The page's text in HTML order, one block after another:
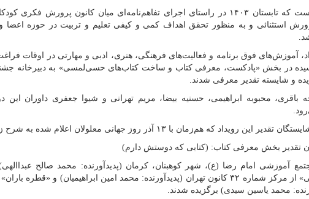
رویش، جشنواره‌ای است که تابستان ۱۴۰۳ در راستای اجرای تفاهم‌نامه‌ای میان کانون پرورش
استثنائی و به منظور تحقق اهداف کمی و کیفی تعلیم و تربیت در حوزه اعضا و
آموزش‌های فوق برنامه و فعالیت‌های فرهنگی، هنری، ادبی و مهارتی در اوقات
و شایسته تقدیر معرفی شدند.
باقری، محبوبه ابراهیمی، حسنیه بیضا، مریم تهرانی و شیوا جعفری داوران این
که هم‌زمان با ۱۳ آذر روز جهانی معلولان اعلام شده به شرح زیر است.
تقدیر بخش معرفی کتاب: (کتابی که دوستش دارم)
آموزشی امام رضا (ع)، شهر کوهبنان، کرمان (پدیدآورنده: محمد صالح
هوشنگ مرادی کرمانی» از مرکز شماره ۳۲ کانون تهران (پدیدآورنده: محمد امین ابراهیمیان) و
محمد یاسین سیدی) برگزیده شدند.